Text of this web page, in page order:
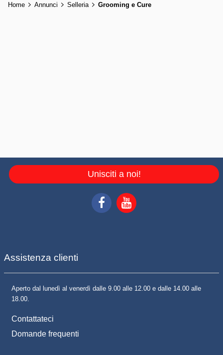
Home Annunci Selleria Grooming e Cure
Unisciti a noi!
Assistenza clienti
Aperto dal lunedì al venerdì dalle 9.00 alle 12.00 e dalle 14.00 alle
18.00.
Contattateci
Domande frequenti